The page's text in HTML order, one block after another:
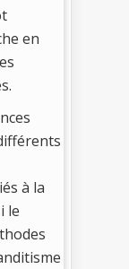
en
à la
le